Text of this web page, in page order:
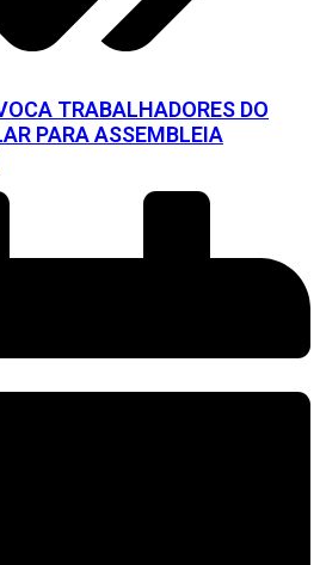
TRABALHADORES DO
PARA ASSEMBLEIA